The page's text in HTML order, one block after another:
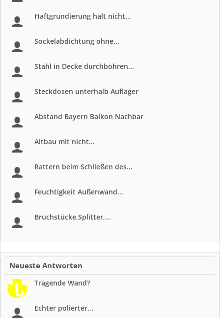
Haftgrundierung halt nicht...
Sockelabdichtung ohne...
Stahl in Decke durchbohren...
Steckdosen unterhalb Auflager
Abstand Bayern Balkon Nachbar
Altbau mit nicht...
Rattern beim Schließen des...
Feuchtigkeit Außenwand...
Bruchstücke,Splitter,...
Neueste Antworten
Tragende Wand?
Echter polierter...